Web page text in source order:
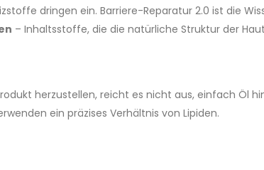
dringen ein. Barriere-Reparatur 2.0 ist die
– Inhaltsstoffe, die die natürliche Struktur der
herzustellen, reicht es nicht aus, einfach Öl
ein präzises Verhältnis von Lipiden.